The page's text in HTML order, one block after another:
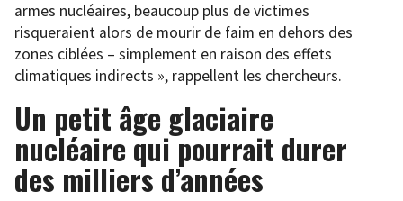
armes nucléaires, beaucoup plus de victimes
risqueraient alors de mourir de faim en dehors des
zones ciblées – simplement en raison des effets
climatiques indirects », rappellent les chercheurs.
Un petit âge glaciaire
nucléaire qui pourrait durer
des milliers d’années